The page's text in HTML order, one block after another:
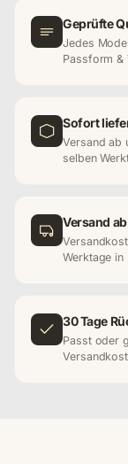
Geprüfte
Jedes
Passform &
Sofort
Versand ab
selben
Versand
Werktage in
30 Tage
Passt oder